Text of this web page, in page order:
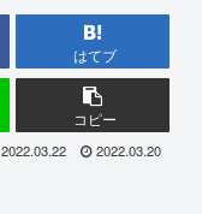
はてブ
コピー
2022.03.22 2022.03.20